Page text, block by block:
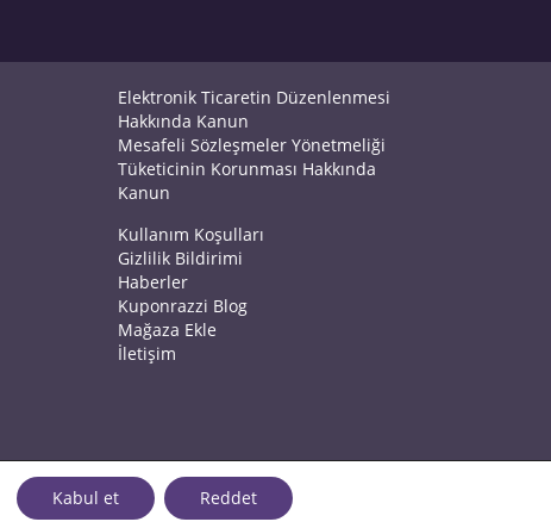
Elektronik Ticaretin Düzenlenmesi
Hakkında Kanun
Mesafeli Sözleşmeler Yönetmeliği
Tüketicinin Korunması Hakkında
Kanun
Kullanım Koşulları
Gizlilik Bildirimi
Haberler
Kuponrazzi Blog
Mağaza Ekle
İletişim
Kabul et Reddet